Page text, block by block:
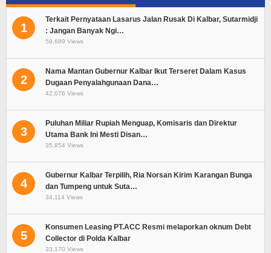
1
Terkait Pernyataan Lasarus Jalan Rusak Di Kalbar, Sutarmidji
: Jangan Banyak Ngi…
59,689 Views
2
Nama Mantan Gubernur Kalbar Ikut Terseret Dalam Kasus
Dugaan Penyalahgunaan Dana…
42,076 Views
3
Puluhan Miliar Rupiah Menguap, Komisaris dan Direktur
Utama Bank Ini Mesti Disan…
35,854 Views
4
Gubernur Kalbar Terpilih, Ria Norsan Kirim Karangan Bunga
dan Tumpeng untuk Suta…
34,114 Views
5
Konsumen Leasing PT.ACC Resmi melaporkan oknum Debt
Collector di Polda Kalbar
33,170 Views